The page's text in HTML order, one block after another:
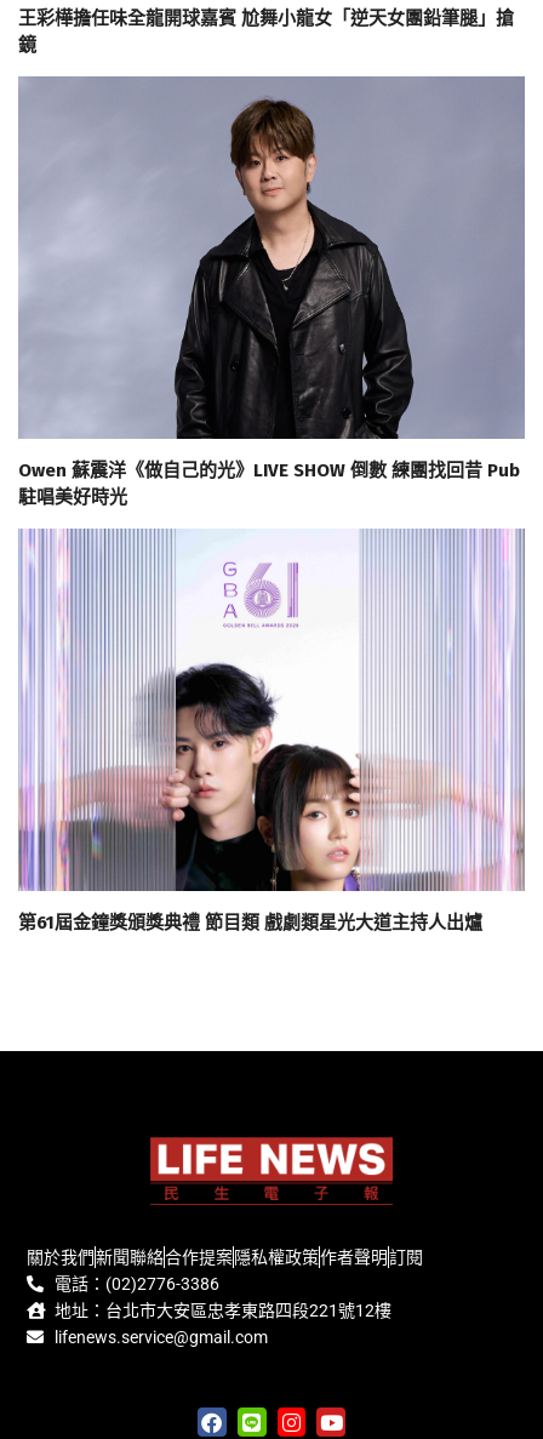
王彩樺擔任味全龍開球嘉賓 尬舞小龍女「逆天女團鉛筆腿」搶
鏡
Owen 蘇震洋《做自己的光》LIVE SHOW 倒數 練團找回昔 Pub
駐唱美好時光
第61屆金鐘獎頒獎典禮 節目類 戲劇類星光大道主持人出爐
關於我們新聞聯絡合作提案隱私權政策作者聲明訂閱
電話：(02)2776-3386
地址：台北市大安區忠孝東路四段221號12樓
lifenews.service@gmail.com